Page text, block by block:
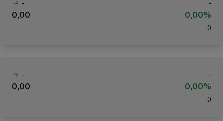
-
-
0,00
0,00%
( )
-
-
0,00
0,00%
( )